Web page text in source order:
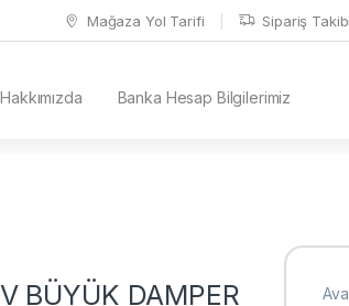
Mağaza Yol Tarifi Sipariş Takibi
Hakkımızda Banka Hesap Bilgilerimiz
BÜYÜK DAMPER